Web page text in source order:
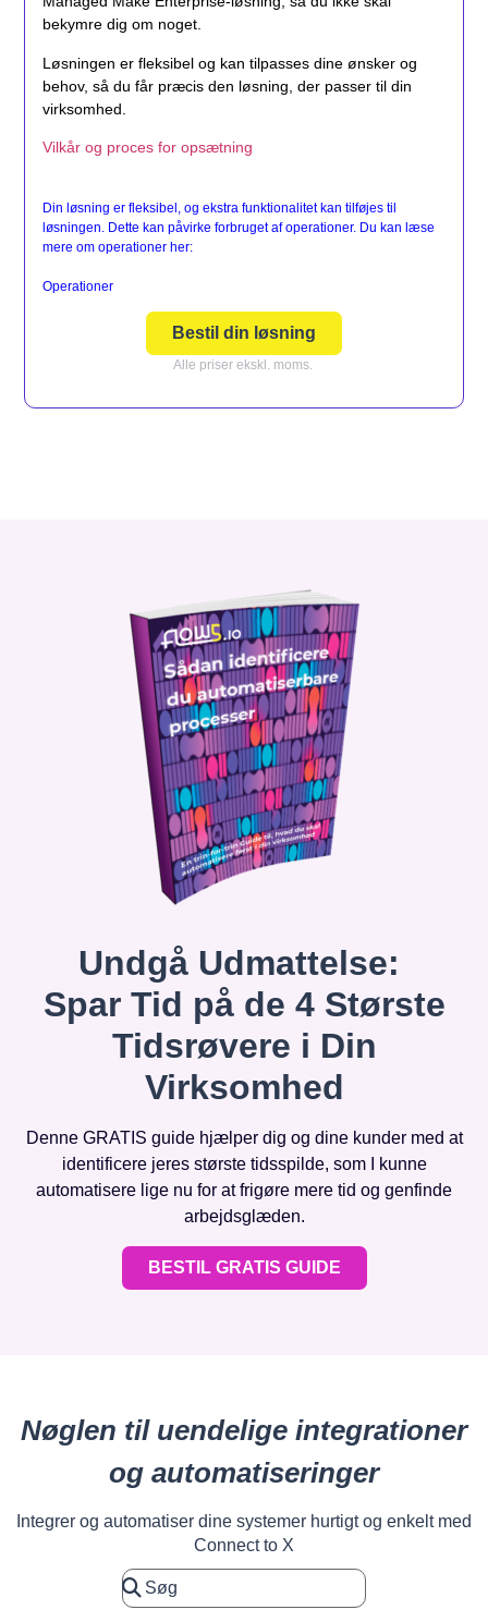
bekymre dig om noget.
Løsningen er fleksibel og kan tilpasses dine ønsker og
behov, så du får præcis den løsning, der passer til din
virksomhed.
Vilkår og proces for opsætning
Din løsning er fleksibel, og ekstra funktionalitet kan tilføjes til
løsningen. Dette kan påvirke forbruget af operationer. Du kan læse
mere om operationer her:
Operationer
Bestil din løsning
Alle priser ekskl. moms.
Undgå Udmattelse:
Spar Tid på de 4 Største
Tidsrøvere i Din
Virksomhed
Denne GRATIS guide hjælper dig og dine kunder med at
identificere jeres største tidsspilde, som I kunne
automatisere lige nu for at frigøre mere tid og genfinde
arbejdsglæden.
BESTIL GRATIS GUIDE
Nøglen til uendelige integrationer
og automatiseringer
Integrer og automatiser dine systemer hurtigt og enkelt med
Connect to X